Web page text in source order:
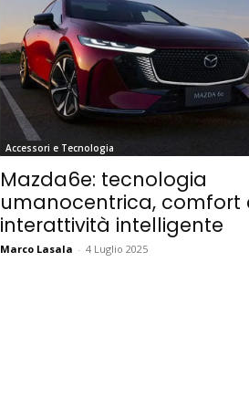
Accessori e Tecnologia
Mazda6e: tecnologia
umanocentrica, comfort
interattività intelligente
Marco Lasala - 4 Luglio 2025